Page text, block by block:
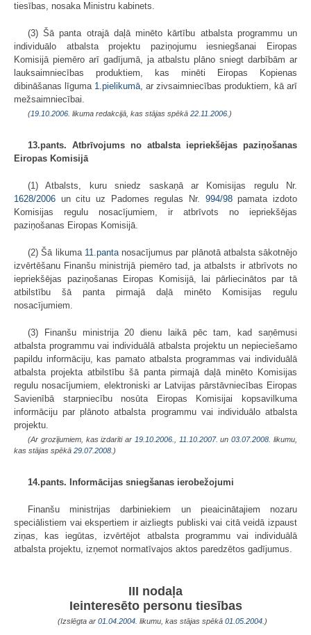
tiesības, nosaka Ministru kabinets.
(3) Šā panta otrajā daļā minēto kārtību atbalsta programmu un
individuālo atbalsta projektu paziņojumu iesniegšanai Eiropas
Komisijā piemēro arī gadījumā, ja atbalstu plāno sniegt darbībām ar
lauksaimniecības produktiem, kas minēti Eiropas Kopienas
dibināšanas līguma 1.pielikumā, ar zivsaimniecības produktiem, kā arī
mežsaimniecībai.
(19.10.2006 . likuma redakcijā, kas stājas spēkā 22.11.2006. )
13.pants. Atbrīvojums no atbalsta iepriekšējas paziņošanas
Eiropas Komisijā
(1) Atbalsts, kuru sniedz saskaņā ar Komisijas regulu Nr.
1628/2006 un citu uz Padomes regulas Nr. 994/98pamata izdoto
Komisijas regulu nosacījumiem, ir atbrīvots no iepriekšējas
paziņošanas Eiropas Komisijā.
(2) Šā likuma 11.pantanosacījumus par plānotā atbalsta sākotnējo
izvērtēšanu Finanšu ministrijā piemēro tad, ja atbalsts ir atbrīvots no
iepriekšējas paziņošanas Eiropas Komisijā, lai pārliecinātos par tā
atbilstību šā panta pirmajā daļā minēto Komisijas regulu
nosacījumiem.
(3) Finanšu ministrija 20 dienu laikā pēc tam, kad saņēmusi
atbalsta programmu vai individuālā atbalsta projektu un nepieciešamo
papildu informāciju, kas pamato atbalsta programmas vai individuālā
atbalsta projekta atbilstību šā panta pirmajā daļā minēto Komisijas
regulu nosacījumiem, elektroniski ar Latvijas pārstāvniecības Eiropas
Savienībā starpniecību nosūta Eiropas Komisijai kopsavilkuma
informāciju par plānoto atbalsta programmu vai individuālo atbalsta
projektu.
(Ar grozījumiem, kas izdarīti ar 19.10.2006. 11.10.2007. un03.07.2008 . likumu,
kas stājas spēkā 29.07.2008. )
14.pants. Informācijas sniegšanas ierobežojumi
Finanšu ministrijas darbiniekiem un pieaicinātajiem nozaru
speciālistiem vai ekspertiem ir aizliegts publiski vai citā veidā izpaust
ziņas, kas iegūtas, izvērtējot atbalsta programmu vai individuālā
atbalsta projektu, izņemot normatīvajos aktos paredzētos gadījumus.
III nodaļa
Ieinteresēto personu tiesības
(Izslēgta ar 01.04.2004 . likumu, kas stājas spēkā 01.05.2004. )